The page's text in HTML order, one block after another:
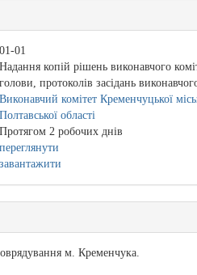
01-01
Надання копій рішень виконавчого
голови, протоколів засідань
Виконавчий комітет Кременчуцької
Полтавської області
Протягом 2 робочих днів
переглянути
завантажити
м. Кременчука.